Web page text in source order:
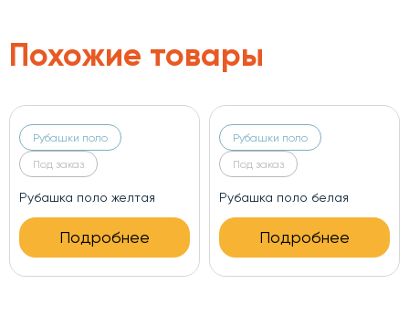
Похожие товары
Рубашки поло
Под заказ
Рубашка поло синяя
Подробнее
Рубашки поло
Под заказ
Рубашка поло красная
Подробнее